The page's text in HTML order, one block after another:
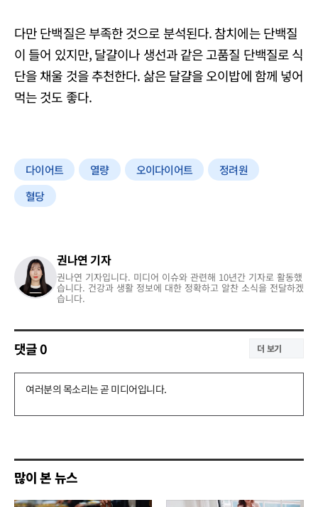
다만 단백질은 부족한 것으로 분석된다. 참치에는 단백질
이 들어 있지만, 달걀이나 생선과 같은 고품질 단백질로 식
단을 채울 것을 추천한다. 삶은 달걀을 오이밥에 함께 넣어
먹는 것도 좋다.
다이어트 열량 오이다이어트
정려원
혈당
권나연 기자
권나연 기자입니다. 미디어 이슈와 관련해 10년간 기자로 활동했
습니다. 건강과 생활 정보에 대한 정확하고 알찬 소식을 전달하겠
습니다.
댓글0 더 보기
댓
기
많이 본 뉴스